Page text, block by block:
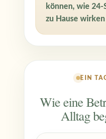
können, wie
zu Hause
EIN
Wie eine
Alltag